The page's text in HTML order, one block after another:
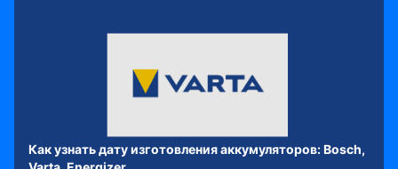
Как узнать дату изготовления аккумуляторов: Bosch,